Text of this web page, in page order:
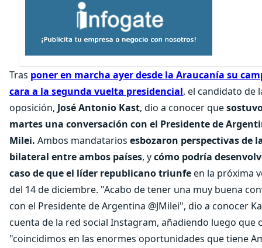
Tras poner en marcha ayer desde la Araucanía su
cara a la segunda vuelta presidencial, el candidato de
oposición, José Antonio Kast, dio a conocer que
martes una conversación con el Presidente de
Milei. Ambos mandatarios esbozaron perspectivas de
bilateral entre ambos países, ycómo podría
caso de que el líder republicano triunfeen la próxima
del 14 de diciembre. "Acabo de tener una muy buena
con el Presidente de Argentina @JMilei", dio a conocer
cuenta de la red social Instagram, añadiendo luego que
"coincidimos en las enormes oportunidades que tiene